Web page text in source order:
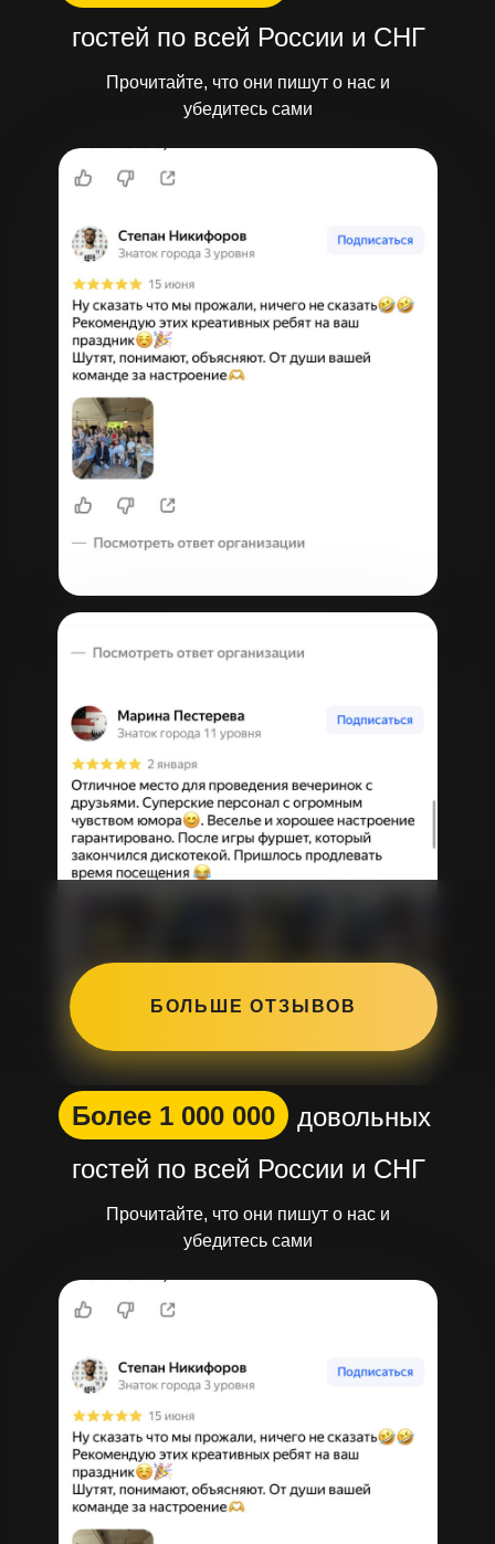
Прочитайте, что они пишут о нас и
убедитесь сами
гостей по всей России и СНГ
БОЛЬШЕ ОТЗЫВОВ
Более 1 000 000
довольных
гостей по всей России и СНГ
Прочитайте, что они пишут о нас и
убедитесь сами